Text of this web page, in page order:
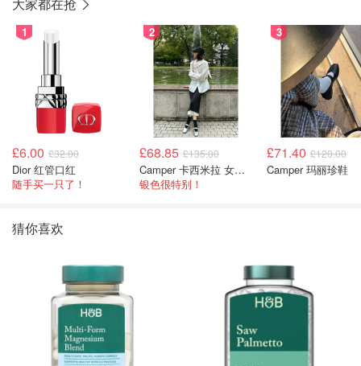
1
£6.00 £32.00
Dior 红管口红
随手买一只了！
2
£68.85 £135.00
Camper 卡西米拉 女士鞋子
银色很特别！
3
£71.40 £120.00
Camper 玛丽珍鞋
猜你喜欢